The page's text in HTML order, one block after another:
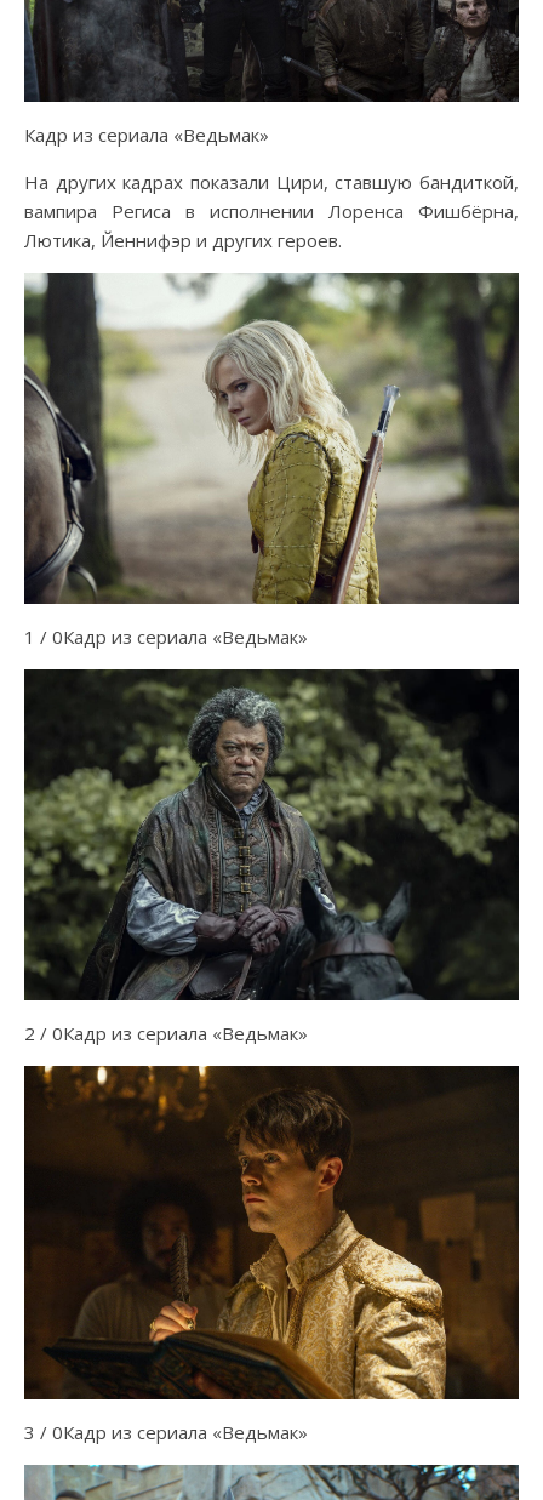
Кадр из сериала «Ведьмак»
На других кадрах показали Цири, ставшую бандиткой,
вампира Региса в исполнении Лоренса Фишбёрна,
Лютика, Йеннифэр и других героев.
1 / 0Кадр из сериала «Ведьмак»
2 / 0Кадр из сериала «Ведьмак»
3 / 0Кадр из сериала «Ведьмак»